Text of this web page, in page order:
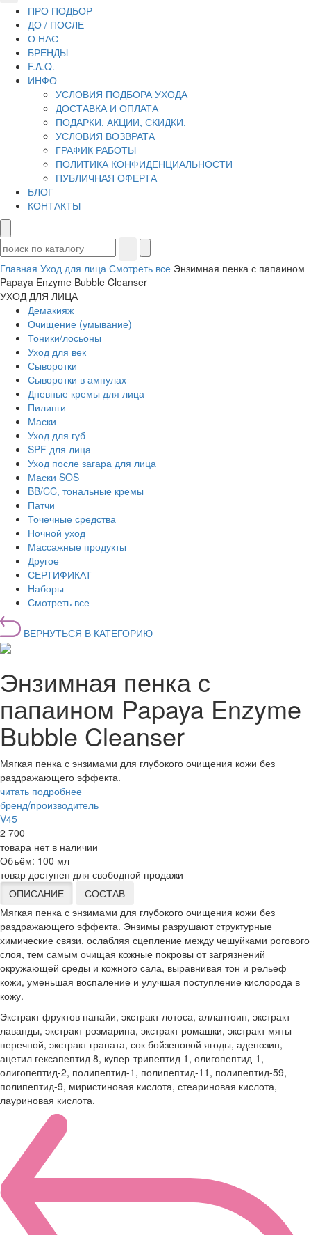
ПРО ПОДБОР
ДО / ПОСЛЕ
О НАС
БРЕНДЫ
F.A.Q.
ИНФО
УСЛОВИЯ ПОДБОРА УХОДА
ДОСТАВКА И ОПЛАТА
ПОДАРКИ, АКЦИИ, СКИДКИ.
УСЛОВИЯ ВОЗВРАТА
ГРАФИК РАБОТЫ
ПОЛИТИКА КОНФИДЕНЦИАЛЬНОСТИ
ПУБЛИЧНАЯ ОФЕРТА
БЛОГ
КОНТАКТЫ
Главная Уход для лица Смотреть все Энзимная пенка с папаином
Papaya Enzyme Bubble Cleanser
УХОД ДЛЯ ЛИЦА
Демакияж
Очищение (умывание)
Тоники/лосьоны
Уход для век
Сыворотки
Сыворотки в ампулах
Дневные кремы для лица
Пилинги
Маски
Уход для губ
SPF для лица
Уход после загара для лица
Маски SOS
BB/CC, тональные кремы
Патчи
Точечные средства
Ночной уход
Массажные продукты
Другое
СЕРТИФИКАТ
Наборы
Смотреть все
ВЕРНУТЬСЯ В КАТЕГОРИЮ
Энзимная пенка с
папаином Papaya Enzyme
Bubble Cleanser
Мягкая пенка с энзимами для глубокого очищения кожи без
раздражающего эффекта.
читать подробнее
бренд/производитель
V45
2 700
товара нет в наличии
Объём: 100 мл
товар доступен для свободной продажи
ОПИСАНИЕ
СОСТАВ
Мягкая пенка с энзимами для глубокого очищения кожи без
раздражающего эффекта. Энзимы разрушают структурные
химические связи, ослабляя сцепление между чешуйками рогового
слоя, тем самым очищая кожные покровы от загрязнений
окружающей среды и кожного сала, выравнивая тон и рельеф
кожи, уменьшая воспаление и улучшая поступление кислорода в
кожу.
Экстракт фруктов папайи, экстракт лотоса, аллантоин, экстракт
лаванды, экстракт розмарина, экстракт ромашки, экстракт мяты
перечной, экстракт граната, сок бойзеновой ягоды, аденозин,
ацетил гексапептид 8, купер-трипептид 1, олигопептид-1,
олигопептид-2, полипептид-1, полипептид-11, полипептид-59,
полипептид-9, миристиновая кислота, стеариновая кислота,
лауриновая кислота.